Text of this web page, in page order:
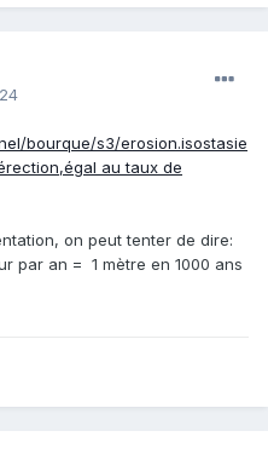
bourque/s3/erosion.isostasie
au taux de
on peut tenter de dire:
par an = 1 mètre en 1000 ans